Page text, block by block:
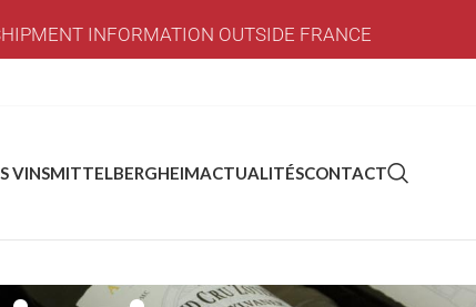
VINSMITTELBERGHEIMACTUALITÉSCONTACT
INFORMATION OUTSIDE FRANCE